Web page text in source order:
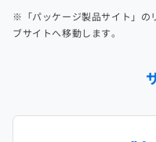
※「パッケージ製品サイト」の
ブサイトへ移動します。